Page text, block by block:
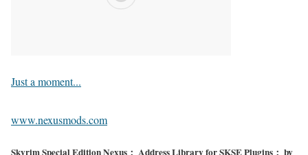
Just a moment...
www.nexusmods.com